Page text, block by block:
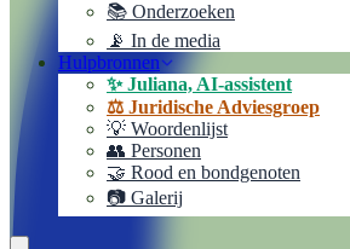
📚 Onderzoeken
📡 In de media
Hulpbronnen
✨ Juliana, AI-assistent
⚖️ Juridische Adviesgroep
💡 Woordenlijst
👥 Personen
🤝 Rood en bondgenoten
📷 Galerij